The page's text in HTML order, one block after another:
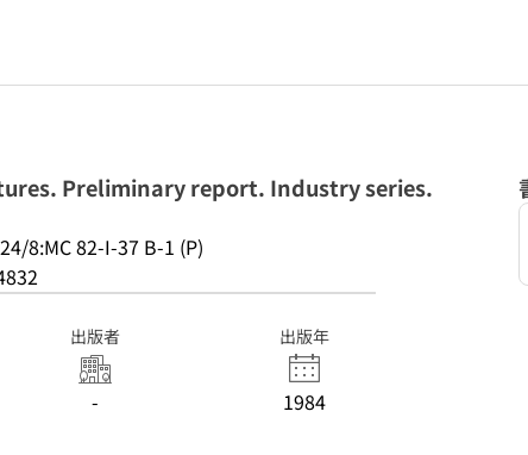
Preliminary report. Industry series.
8:MC 82-I-37 B-1 (P)
出版者
-
出版年
1984